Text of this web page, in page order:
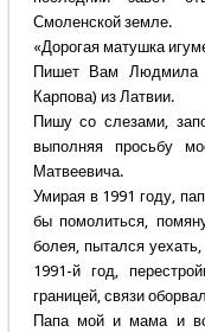
Смоленской земле.
«Дорогая матушка
Пишет Вам Людмила
Карпова) из Латвии.
Пишу со слезами,
выполняя просьбу
Матвеевича.
Умирая в 1991 году,
бы помолиться,
болея, пытался
1991-й год,
границей, связи
Папа мой и мама и